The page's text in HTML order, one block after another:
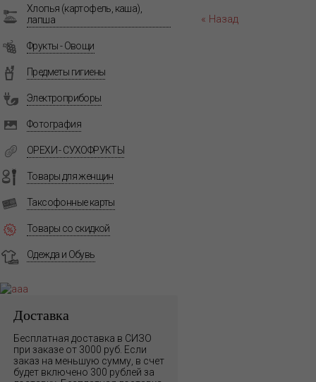
Хлопья (картофель, каша),
лапша
Фрукты - Овощи
Предметы гигиены
Электроприборы
Фотография
ОРЕХИ - СУХОФРУКТЫ
Товары для женщин
Таксофонные карты
Товары со скидкой
Одежда и Обувь
Доставка
Бесплатная доставка в СИЗО
при заказе от 3000 руб. Если
заказ на меньшую сумму, в счет
будет включено 300 рублей за
« Назад